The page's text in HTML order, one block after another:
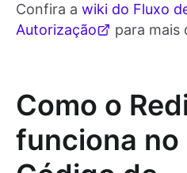
Confira a wiki do Fluxo
Autorização
para mais
Como o
funciona no